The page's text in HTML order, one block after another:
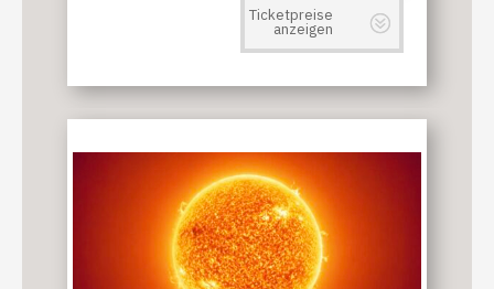
Ticketpreise
anzeigen